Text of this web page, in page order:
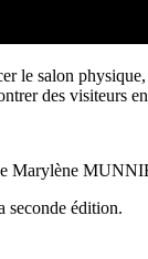
le salon
des visiteurs
Marylène
édition.